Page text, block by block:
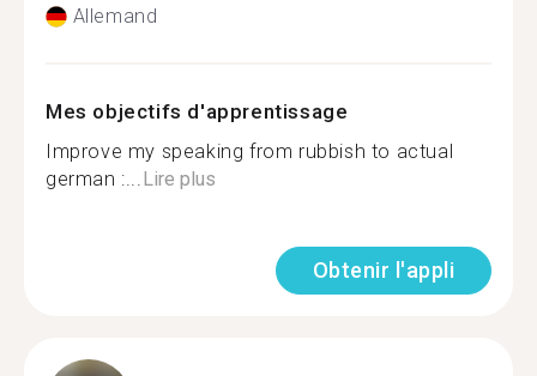
Allemand
Mes objectifs d'apprentissage
Improve my speaking from rubbish to actual
german :...Lire plus
Obtenir l'appli